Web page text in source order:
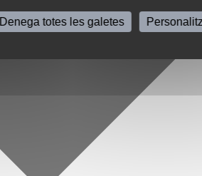
Denega totes les galetes